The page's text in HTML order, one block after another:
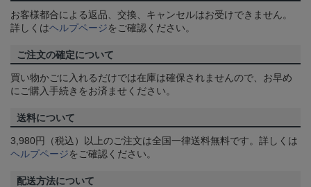
お客様都合による返品、交換、キャンセルはお受けできません。
詳しくはヘルプページをご確認ください。
ご注文の確定について
買い物かごに入れるだけでは在庫は確保されませんので、お早め
にご購入手続きをお済ませください。
送料について
3,980円（税込）以上のご注文は全国一律送料無料です。詳しくは
ヘルプページをご確認ください。
配送方法について